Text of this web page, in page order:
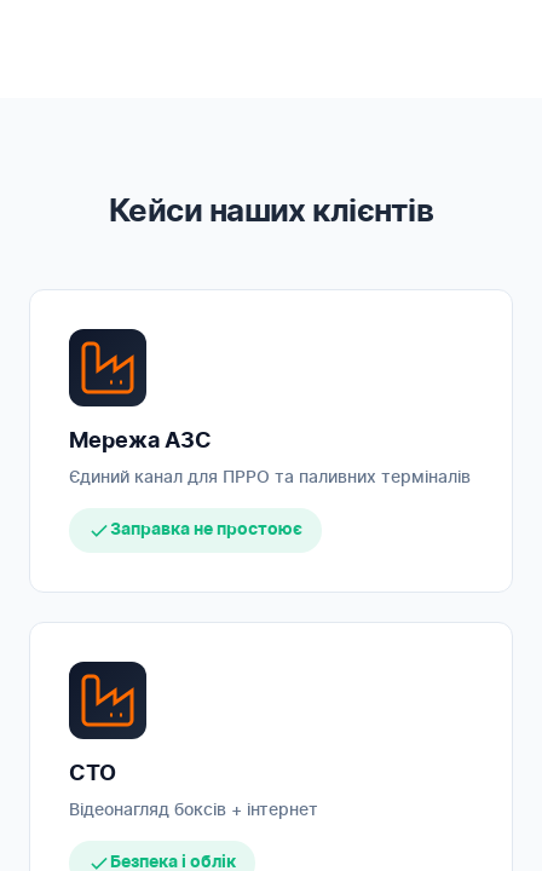
Кейси наших клієнтів
Мережа АЗС
Єдиний канал для ПРРО та паливних терміналів
Заправка не простоює
СТО
Відеонагляд боксів + інтернет
Безпека і облік